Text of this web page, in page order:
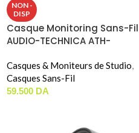
NON -
DISP
Casque Monitoring Sans-Fil
AUDIO-TECHNICA ATH-
Casques & Moniteurs de Studio,
Casques Sans-Fil
59.500 DA